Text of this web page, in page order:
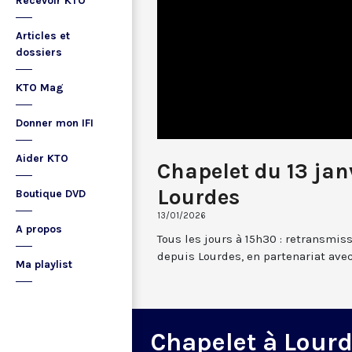
Articles et
dossiers
KTO Mag
Donner mon IFI
Aider KTO
Boutique DVD
A propos
Ma playlist
Chapelet du 13
Lourdes
13/01/2026
Tous les jours à 15h30 :
depuis Lourdes, en partenariat
Chapelet à